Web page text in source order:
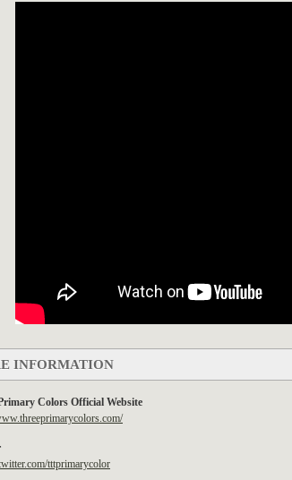
INFORMATION
Colors Official Website
tttprimarycolor